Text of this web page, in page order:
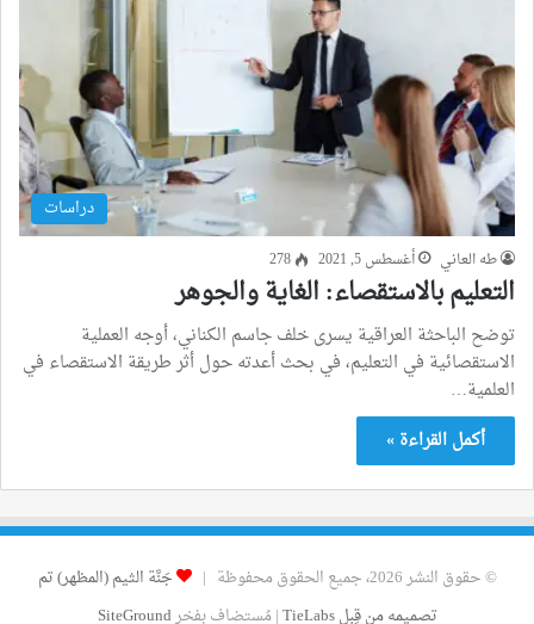
دراسات
طه العاني أغسطس 5, 2021 278
التعليم بالاستقصاء: الغاية والجوهر
توضح الباحثة العراقية يسرى خلف جاسم الكناني، أوجه العملية
الاستقصائية في التعليم، في بحث أعدته حول أثر طريقة الاستقصاء في
العلمية…
أكمل القراءة »
© حقوق النشر 2026، جميع الحقوق محفوظة |
جَنَّة الثيم (المظهر) تم
تصميمه من قِبل TieLabs
| مُستضاف بفخرSiteGround